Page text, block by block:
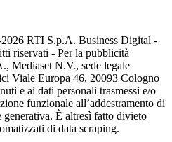
2026 RTI S.p.A. Business Digital -
riservati - Per la pubblicità
Mediaset N.V., sede legale
Viale Europa 46, 20093 Cologno
e ai dati personali trasmessi e/o
funzionale all’addestramento di
È altresì fatto divieto
di data scraping.